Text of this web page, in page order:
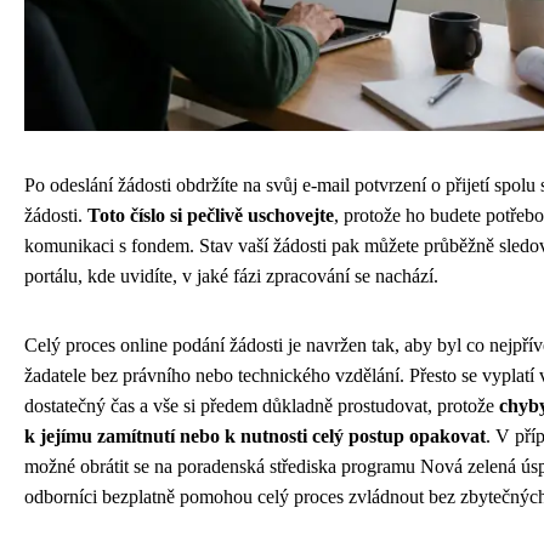
Po odeslání žádosti obdržíte na svůj e-mail potvrzení o přijetí spolu
žádosti. Toto číslo si pečlivě uschovejte, protože ho budete
komunikaci s fondem. Stav vaší žádosti pak můžete průběžně
portálu, kde uvidíte, v jaké fázi zpracování se nachází.
Celý proces online podání žádosti je navržen tak, aby byl co
žadatele bez právního nebo technického vzdělání. Přesto se
dostatečný čas a vše si předem důkladně prostudovat, protože
k jejímu zamítnutí nebo k nutnosti celý postup opakovat. V
možné obrátit se na poradenská střediska programu Nová zelená
odborníci bezplatně pomohou celý proces zvládnout bez